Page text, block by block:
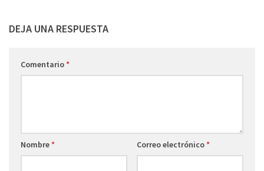
DEJA UNA RESPUESTA
Comentario*
Nombre* Correo electrónico*